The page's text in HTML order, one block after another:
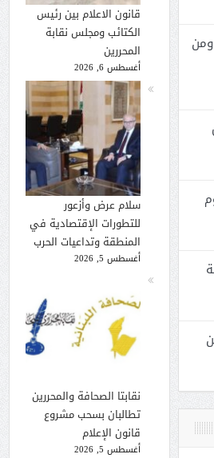
قانون الاعلام بين رئيس
الكتائب ومجلس نقابة
المحررين
أغسطس 6, 2026
سلام عرض وأزعور
للتطورات الإقتصادية في
المنطقة وتداعيات الحرب
أغسطس 5, 2026
نقابتا الصحافة والمحررين
تطالبان بسحب مشروع
قانون الإعلام
أغسطس 5, 2026